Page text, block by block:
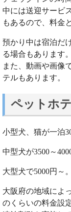
中には送迎サービ
もあるので、料金
預かり中は宿泊だ
る場合もあります。
また、動画や画像
テルもあります。
ペットホ
小型犬、猫が一泊
中型犬が3500～
大型犬で5000円～。
大阪府の地域によ
のくらいの料金設